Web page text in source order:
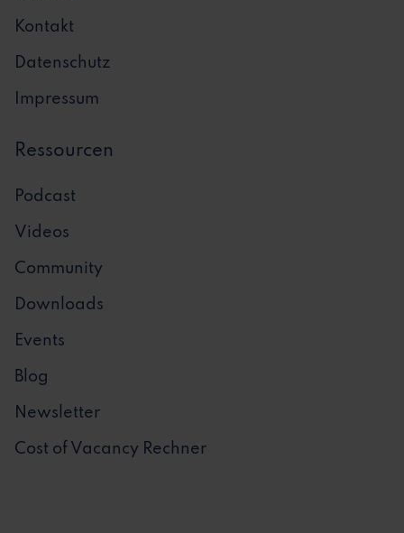
Kontakt
Datenschutz
Impressum
Ressourcen
Podcast
Videos
Community
Downloads
Events
Blog
Newsletter
Cost of Vacancy Rechner